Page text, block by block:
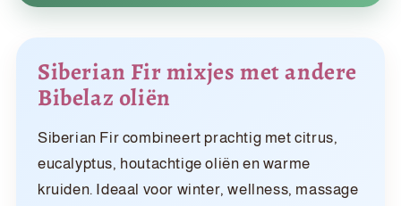
Siberian Fir mixjes met andere
Bibelaz oliën
Siberian Fir combineert prachtig met citrus,
eucalyptus, houtachtige oliën en warme
kruiden. Ideaal voor winter, wellness, massage